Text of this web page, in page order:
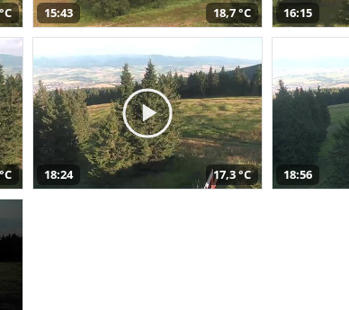
15:43 18,7 °C 16:15
18:24 17,3 °C 18:56